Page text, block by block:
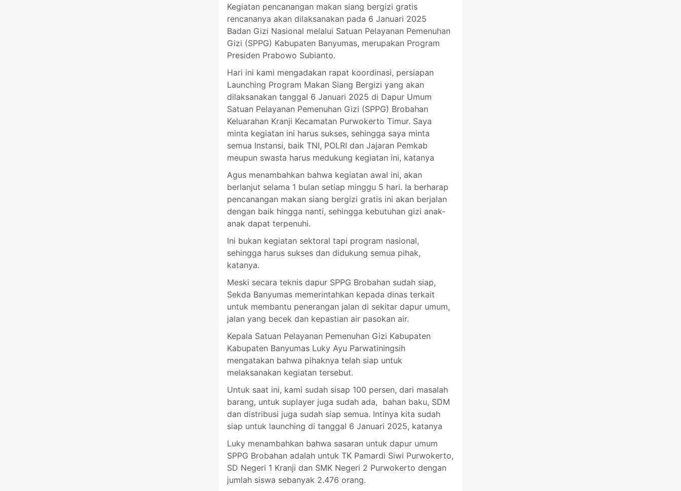
Kegiatan pencanangan makan siang bergizi gratis
rencananya akan dilaksanakan pada 6 Januari 2025
Badan Gizi Nasional melalui Satuan Pelayanan Pemenuhan
Gizi (SPPG) Kabupaten Banyumas, merupakan Program
Presiden Prabowo Subianto.
Hari ini kami mengadakan rapat koordinasi, persiapan
Launching Program Makan Siang Bergizi yang akan
dilaksanakan tanggal 6 Januari 2025 di Dapur Umum
Satuan Pelayanan Pemenuhan Gizi (SPPG) Brobahan
Keluarahan Kranji Kecamatan Purwokerto Timur. Saya
minta kegiatan ini harus sukses, sehingga saya minta
semua Instansi, baik TNI, POLRI dan Jajaran Pemkab
meupun swasta harus medukung kegiatan ini, katanya
Agus menambahkan bahwa kegiatan awal ini, akan
berlanjut selama 1 bulan setiap minggu 5 hari. Ia berharap
pencanangan makan siang bergizi gratis ini akan berjalan
dengan baik hingga nanti, sehingga kebutuhan gizi anak-
anak dapat terpenuhi.
Ini bukan kegiatan sektoral tapi program nasional,
sehingga harus sukses dan didukung semua pihak,
katanya.
Meski secara teknis dapur SPPG Brobahan sudah siap,
Sekda Banyumas memerintahkan kepada dinas terkait
untuk membantu penerangan jalan di sekitar dapur umum,
jalan yang becek dan kepastian air pasokan air.
Kepala Satuan Pelayanan Pemenuhan Gizi Kabupaten
Kabupaten Banyumas Luky Ayu Parwatiningsih
mengatakan bahwa pihaknya telah siap untuk
melaksanakan kegiatan tersebut.
Untuk saat ini, kami sudah sisap 100 persen, dari masalah
barang, untuk suplayer juga sudah ada, bahan baku, SDM
dan distribusi juga sudah siap semua. Intinya kita sudah
siap untuk launching di tanggal 6 Januari 2025, katanya
Luky menambahkan bahwa sasaran untuk dapur umum
SPPG Brobahan adalah untuk TK Pamardi Siwi Purwokerto,
SD Negeri 1 Kranji dan SMK Negeri 2 Purwokerto dengan
jumlah siswa sebanyak 2.476 orang.